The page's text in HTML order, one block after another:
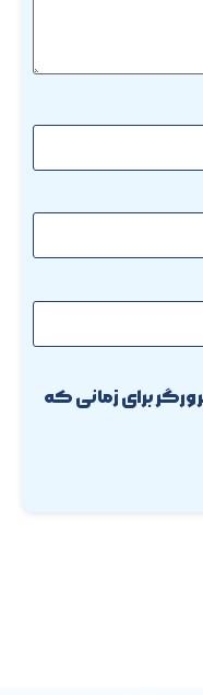
برای زمانی که